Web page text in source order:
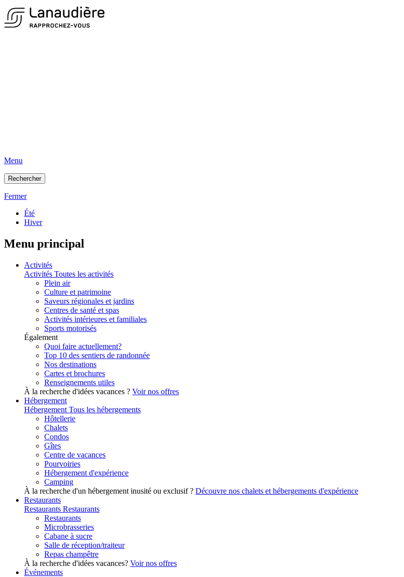
Menu
Rechercher
Fermer
Été
Hiver
Menu principal
Activités
Activités Toutes les activités
Plein air
Culture et patrimoine
Saveurs régionales et jardins
Centres de santé et spas
Activités intérieures et familiales
Sports motorisés
Également
Quoi faire actuellement?
Top 10 des sentiers de randonnée
Nos destinations
Cartes et brochures
Renseignements utiles
À la recherche d'idées vacances ? Voir nos offres
Hébergement
Hébergement Tous les hébergements
Hôtellerie
Chalets
Condos
Gîtes
Centre de vacances
Pourvoiries
Hébergement d'expérience
Camping
À la recherche d'un hébergement inusité ou exclusif ? Découvre nos chalets et hébergements d'expérience
Restaurants
Restaurants Restaurants
Restaurants
Microbrasseries
Cabane à sucre
Salle de réception/traiteur
Repas champêtre
À la recherche d'idées vacances? Voir nos offres
Événements